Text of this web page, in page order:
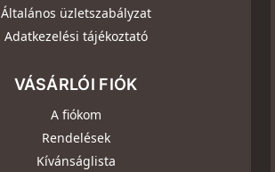
Általános üzletszabályzat
Adatkezelési tájékoztató
VÁSÁRLÓI FIÓK
A fiókom
Rendelések
Kívánságlista